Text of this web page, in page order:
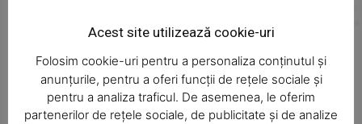
Acest site utilizează cookie-uri
Folosim cookie-uri pentru a personaliza conținutul și
anunțurile, pentru a oferi funcții de rețele sociale și
pentru a analiza traficul. De asemenea, le oferim
partenerilor de rețele sociale, de publicitate și de analize